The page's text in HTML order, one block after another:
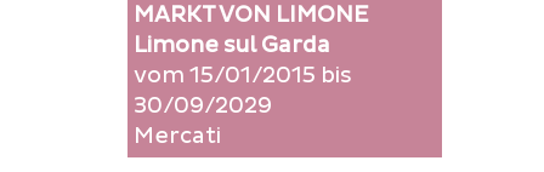
MARKT VON LIMONE
Limone sul Garda
vom 15/01/2015 bis
30/09/2029
Mercati